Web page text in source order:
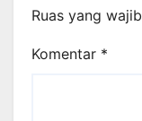
Ruas yang
Komentar *